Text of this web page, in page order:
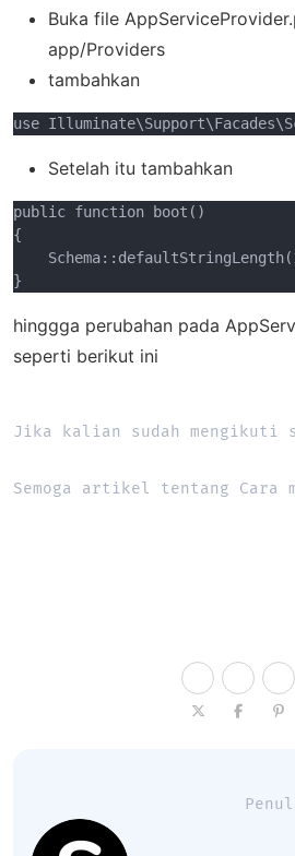
Buka file
app/Providers
tambahkan
use
Setelah itu tambahkan
public function boot()
{
}
hinggga perubahan pada
seperti berikut ini
Jika kalian sudah mengikuti
Semoga artikel tentang